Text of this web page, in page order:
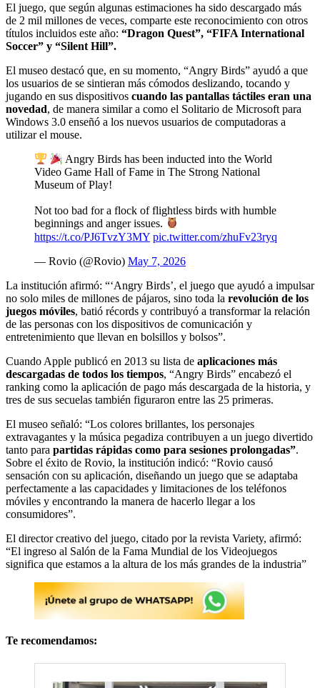
El juego, que según algunas estimaciones ha sido descargado más
de 2 mil millones de veces, comparte este reconocimiento con otros
títulos incluidos este año: “Dragon Quest”, “FIFA International
Soccer” y “Silent Hill”.
El museo destacó que, en su momento, “Angry Birds” ayudó a que
los usuarios de se sintieran más cómodos deslizando, tocando y
jugando en sus dispositivos cuando las pantallas táctiles eran una
novedad, de manera similar a como el Solitario de Microsoft para
Windows 3.0 enseñó a los nuevos usuarios de computadoras a
utilizar el mouse.
Angry Birds has been inducted into the World
Video Game Hall of Fame in The Strong National
Museum of Play!
Not too bad for a flock of flightless birds with humble
beginnings and anger issues.
https://t.co/PJ6TvzY3MY pic.twitter.com/zhuFv23ryq
— Rovio (@Rovio) May 7, 2026
La institución afirmó: “‘Angry Birds’, el juego que ayudó a impulsar
no solo miles de millones de pájaros, sino toda la revolución de los
juegos móviles, batió récords y contribuyó a transformar la relación
de las personas con los dispositivos de comunicación y
entretenimiento que llevan en bolsillos y bolsos”.
Cuando Apple publicó en 2013 su lista de aplicaciones más
descargadas de todos los tiempos, “Angry Birds” encabezó el
ranking como la aplicación de pago más descargada de la historia, y
tres de sus secuelas también figuraron entre las 25 primeras.
El museo señaló: “Los colores brillantes, los personajes
extravagantes y la música pegadiza contribuyen a un juego divertido
tanto para partidas rápidas como para sesiones prolongadas”.
Sobre el éxito de Rovio, la institución indicó: “Rovio causó
sensación con su aplicación, diseñando un juego que se adaptaba
perfectamente a las capacidades y limitaciones de los teléfonos
móviles y encontrando la manera de hacerlo llegar a los
consumidores”.
El director creativo del juego, citado por la revista Variety, afirmó:
“El ingreso al Salón de la Fama Mundial de los Videojuegos
significa que estamos a la altura de los más grandes de la industria”
Te recomendamos: